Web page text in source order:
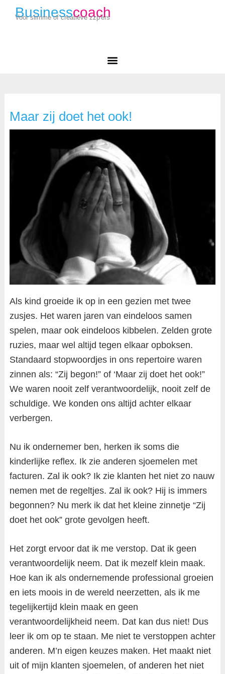
Businesscoach
Voor slimme of creatieve zzp'ers
Maar zij doet het ook!
Als kind groeide ik op in een gezien met twee
zusjes. Het waren jaren van eindeloos samen
spelen, maar ook eindeloos kibbelen. Zelden grote
ruzies, maar wel altijd tegen elkaar opboksen.
Standaard stopwoordjes in ons repertoire waren
zinnen als: “Zij begon!” of ‘Maar zij doet het ook!”
We waren nooit zelf verantwoordelijk, nooit zelf de
schuldige. We konden ons altijd achter elkaar
verbergen.
Nu ik ondernemer ben, herken ik soms die
kinderlijke reflex. Ik zie anderen sjoemelen met
facturen. Zal ik ook? Ik zie klanten het niet zo nauw
nemen met de regeltjes. Zal ik ook? Hij is immers
begonnen? Nu merk ik dat het kleine zinnetje “Zij
doet het ook” grote gevolgen heeft.
Het zorgt ervoor dat ik me verstop. Dat ik geen
verantwoordelijk neem. Dat ik mezelf klein maak.
Hoe kan ik als ondernemende professional groeien
en iets moois in de wereld neerzetten, als ik me
tegelijkertijd klein maak en geen
verantwoordelijkheid neem. Dat kan dus niet! Dus
leer ik om op te staan. Me niet te verstoppen achter
anderen. M’n eigen keuzes maken. Het maakt niet
uit of mijn klanten sjoemelen, of anderen het niet